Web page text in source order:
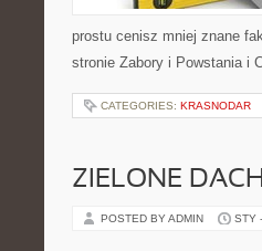
prostu cenisz mniej znane
stronie Zabory i Powstania i
CATEGORIES: KRASNODAR
ZIELONE
POSTED BY ADMIN STY